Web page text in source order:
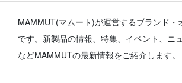
MAMMUT(マムート)が運営するブランド・
です。 新製品の情報、特集、イベント、ニ
などMAMMUTの最新情報をご紹介します。